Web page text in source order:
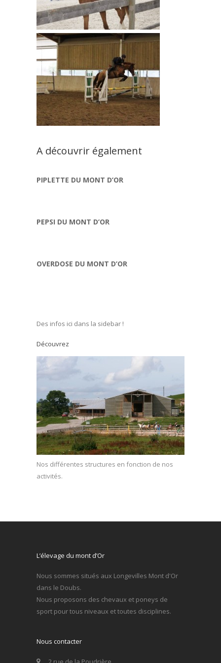
A découvrir également
PIPLETTE DU MONT D’OR
PEPSI DU MONT D’OR
OVERDOSE DU MONT D’OR
Des infos ici dans la sidebar !
Découvrez
Nos différentes structures en fonction de nos
activités.
L’élevage du mont d’Or
Nous sommes situés aux Longevilles Mont d'Or
dans le Doubs.
Nous proposons des chevaux et poneys de
sport pour tous niveaux et toutes disciplines.
Nous contacter